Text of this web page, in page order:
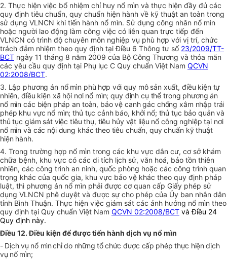
2. Thực hiện việc bổ nhiệm chỉ huy nổ mìn và thực hiện đầy đủ các
quy định tiêu chuẩn, quy chuẩn hiện hành về kỹ thuật an toàn trong
sử dụng VLNCN khi tiến hành nổ mìn. Sử dụng công nhân nổ mìn
hoặc người lao động làm công việc có liên quan trực tiếp đến
VLNCN có trình độ chuyên môn nghiệp vụ phù hợp với vị trí, chức
trách đảm nhiệm theo quy định tại Điều 6 Thông tư số 23/2009/TT-
BCT ngày 11 tháng 8 năm 2009 của Bộ Công Thương và thỏa mãn
các yêu cầu quy định tại Phụ lục C Quy chuẩn Việt Nam QCVN
02:2008/BCT.
3. Lập phương án nổ mìn phù hợp với quy mô sản xuất, điều kiện tự
nhiên, điều kiện xã hội nơi nổ mìn; quy định cụ thể trong phương án
nổ mìn các biện pháp an toàn, bảo vệ canh gác chống xâm nhập trái
phép khu vực nổ mìn; thủ tục cảnh báo, khởi nổ; thủ tục bảo quản và
thủ tục giám sát việc tiêu thụ, tiêu hủy vật liệu nổ công nghiệp tại nơi
nổ mìn và các nội dung khác theo tiêu chuẩn, quy chuẩn kỹ thuật
hiện hành.
4. Trong trường hợp nổ mìn trong các khu vực dân cư, cơ sở khám
chữa bệnh, khu vực có các di tích lịch sử, văn hoá, bảo tồn thiên
nhiên, các công trình an ninh, quốc phòng hoặc các công trình quan
trọng khác của quốc gia, khu vực bảo vệ khác theo quy định pháp
luật, thì phương án nổ mìn phải được cơ quan cấp Giấy phép sử
dụng VLNCN phê duyệt và được sự cho phép của Ủy ban nhân dân
tỉnh Bình Thuận. Thực hiện việc giám sát các ảnh hưởng nổ mìn theo
quy định tại Quy chuẩn Việt Nam QCVN 02:2008/BCT và Điều 24
Quy định này.
Điều 12. Điều kiện để được tiến hành dịch vụ nổ mìn
- Dịch vụ nổ mìn chỉ do những tổ chức được cấp phép thực hiện dịch
vụ nổ mìn;